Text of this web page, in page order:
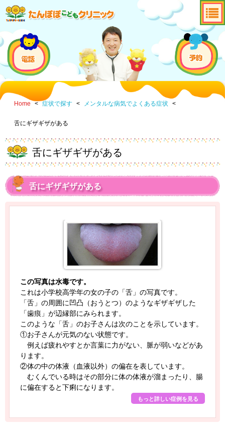
Home < 症状で探す < メンタルな病気でよくある症状 <
舌にギザギザがある
舌にギザギザがある
舌にギザギザがある
この写真は水毒です。
これは小学校高学年の女の子の「舌」の写真です。
「舌」の周囲に凹凸（おうとつ）のようなギザギザした
「歯痕」が辺縁部にみられます。
このような「舌」のお子さんは次のことを示しています。
①お子さんが元気のない状態です。
例えば疲れやすとか言葉に力がない、脈が弱いなどがあ
ります。
②体の中の体液（血液以外）の偏在を表しています。
むくんでいる時はその部分に体の体液が溜まったり、腸
に偏在すると下痢になります。
もっと詳しい症例を見る